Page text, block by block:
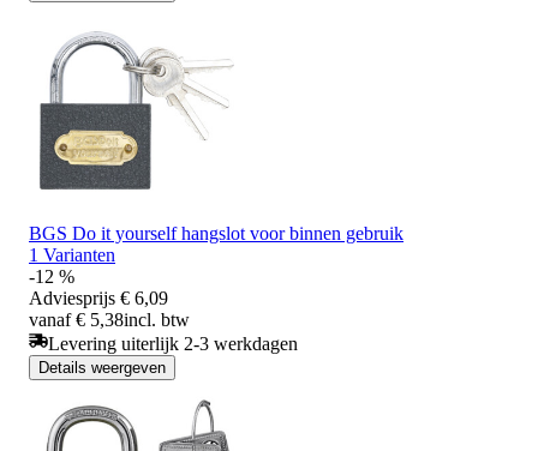
BGS Do it yourself hangslot voor binnen gebruik
1 Varianten
-12 %
Adviesprijs € 6,09
vanaf € 5,38incl. btw
Levering uiterlijk 2-3 werkdagen
Details weergeven